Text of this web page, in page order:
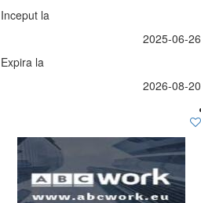
Inceput la
2025-06-26
Expira la
2026-08-20